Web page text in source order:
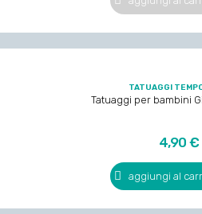
TATUAGGI
Tatuaggi per bambini
Prezzo
4,90 €
aggiungi al